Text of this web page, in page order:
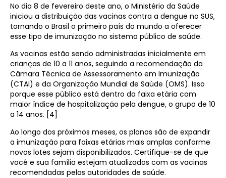
No dia 8 de fevereiro deste ano, o Ministério da Saúde
iniciou a distribuição das vacinas contra a dengue no SUS,
tornando o Brasil o primeiro país do mundo a oferecer
esse tipo de imunização no sistema público de saúde.
As vacinas estão sendo administradas inicialmente em
crianças de 10 a 11 anos, seguindo a recomendação da
Câmara Técnica de Assessoramento em Imunização
(CTAI) e da Organização Mundial de Saúde (OMS). Isso
porque esse público está dentro da faixa etária com
maior índice de hospitalização pela dengue, o grupo de 10
a 14 anos. [4]
Ao longo dos próximos meses, os planos são de expandir
a imunização para faixas etárias mais amplas conforme
novos lotes sejam disponibilizados. Certifique-se de que
você e sua família estejam atualizados com as vacinas
recomendadas pelas autoridades de saúde.